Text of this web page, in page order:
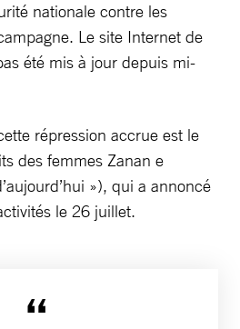
nationale contre les
Le site Internet de
été mis à jour depuis mi-
répression accrue est le
des femmes Zanan e
»), qui a annoncé
le 26 juillet.